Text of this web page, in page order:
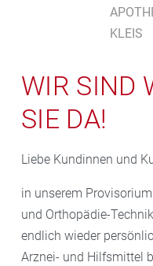
KLEIS
WIR SIND
SIE DA!
Liebe Kundinnen und
in unserem
und Orthopädie-
endlich wieder
Arznei- und Hilfsmittel